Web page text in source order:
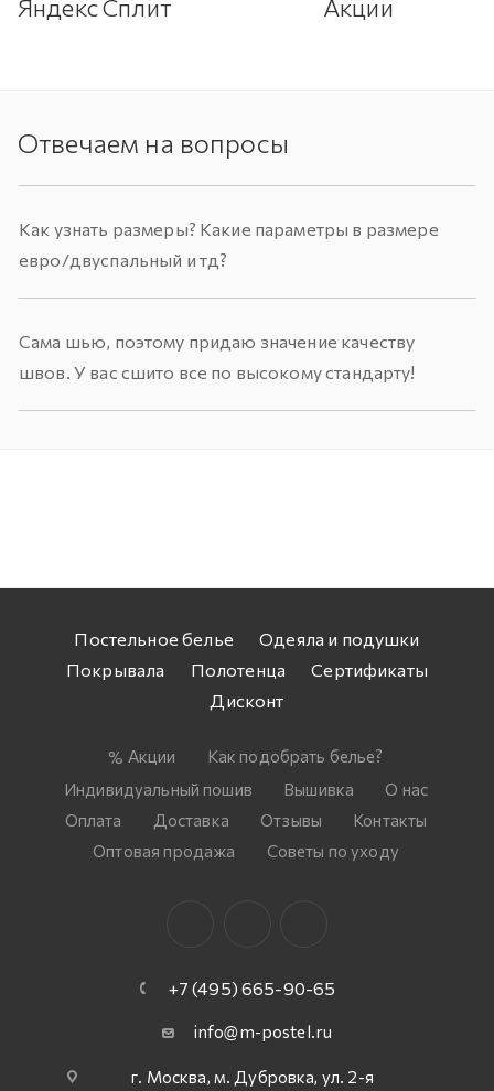
Яндекс Сплит Акции
Отвечаем на вопросы
Как узнать размеры? Какие параметры в размере
евро/двуспальный и тд?
Сама шью, поэтому придаю значение качеству
швов. У вас сшито все по высокому стандарту!
Постельное белье
Одеяла и подушки
Покрывала
Полотенца
Сертификаты
Дисконт
Акции
Как подобрать белье?
Индивидуальный пошив
Вышивка
О нас
Оплата
Доставка Отзывы
Контакты
Оптовая продажа
Советы по уходу
+7 (495) 665-90-65
info@m-postel.ru
г. Москва, м. Дубровка, ул. 2-я